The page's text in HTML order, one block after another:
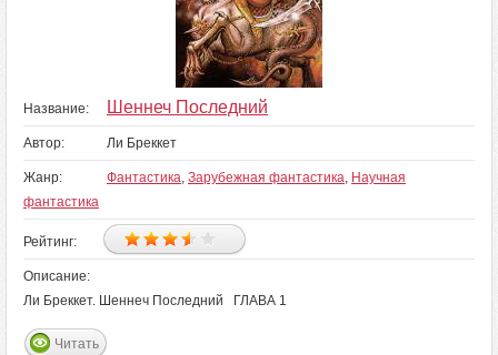
Название: Шеннеч Последний
Автор: Ли Бреккет
Жанр: Фантастика, Зарубежная фантастика, Научная
фантастика
Рейтинг:
Описание:
Ли Бреккет. Шеннеч Последний ГЛАВА 1
Читать